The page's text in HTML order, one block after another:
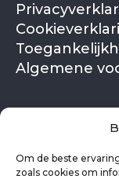
Om de beste
zoals cookies om
Algemene